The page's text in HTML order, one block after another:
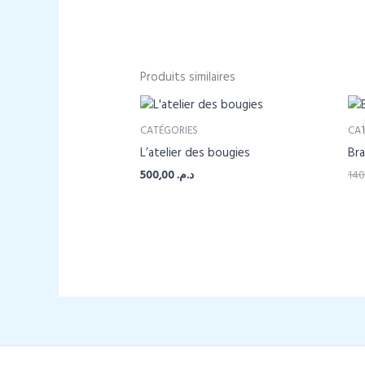
Produits similaires
CATÉGORIES
L’atelier des bougies
د.م.500,00